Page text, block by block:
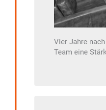
Vier Jahre
Team eine